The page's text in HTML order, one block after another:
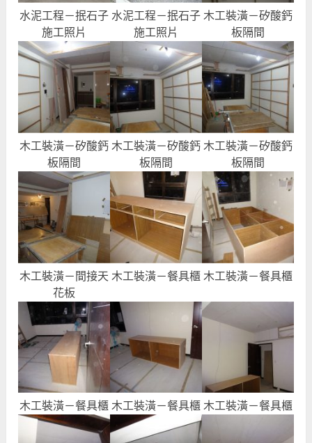
水泥工程－抿石子
施工照片
水泥工程－抿石子
施工照片
木工裝潢－矽酸鈣
板隔間
木工裝潢－矽酸鈣
板隔間
木工裝潢－矽酸鈣
板隔間
木工裝潢－矽酸鈣
板隔間
木工裝潢－間接天
花板
木工裝潢－餐具櫃 木工裝潢－餐具櫃
木工裝潢－餐具櫃 木工裝潢－餐具櫃 木工裝潢－餐具櫃